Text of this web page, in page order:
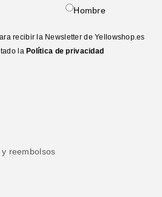
Hombre
recibir la Newsletter de Yellowshop.es
la Política de privacidad
reembolsos